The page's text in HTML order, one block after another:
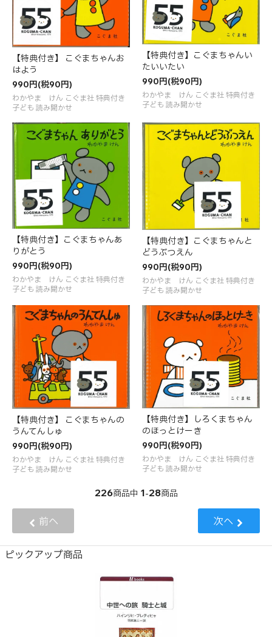
【特典付き】 こぐまちゃんお
はよう
990円(税90円)
わかやま けん こぐま社 特典付き
子ども 読み聞かせ
【特典付き】こぐまちゃんい
たいいたい
990円(税90円)
わかやま けん こぐま社 特典付き
子ども 読み聞かせ
【特典付き】こぐまちゃんあ
りがとう
990円(税90円)
わかやま けん こぐま社 特典付き
子ども 読み聞かせ
【特典付き】こぐまちゃんと
どうぶつえん
990円(税90円)
わかやま けん こぐま社 特典付き
子ども 読み聞かせ
【特典付き】 こぐまちゃんの
うんてんしゅ
990円(税90円)
わかやま けん こぐま社 特典付き
子ども 読み聞かせ
【特典付き】しろくまちゃん
のほっとけーき
990円(税90円)
わかやま けん こぐま社 特典付き
子ども 読み聞かせ
226商品中 1-28商品
前へ 次へ
ピックアップ商品